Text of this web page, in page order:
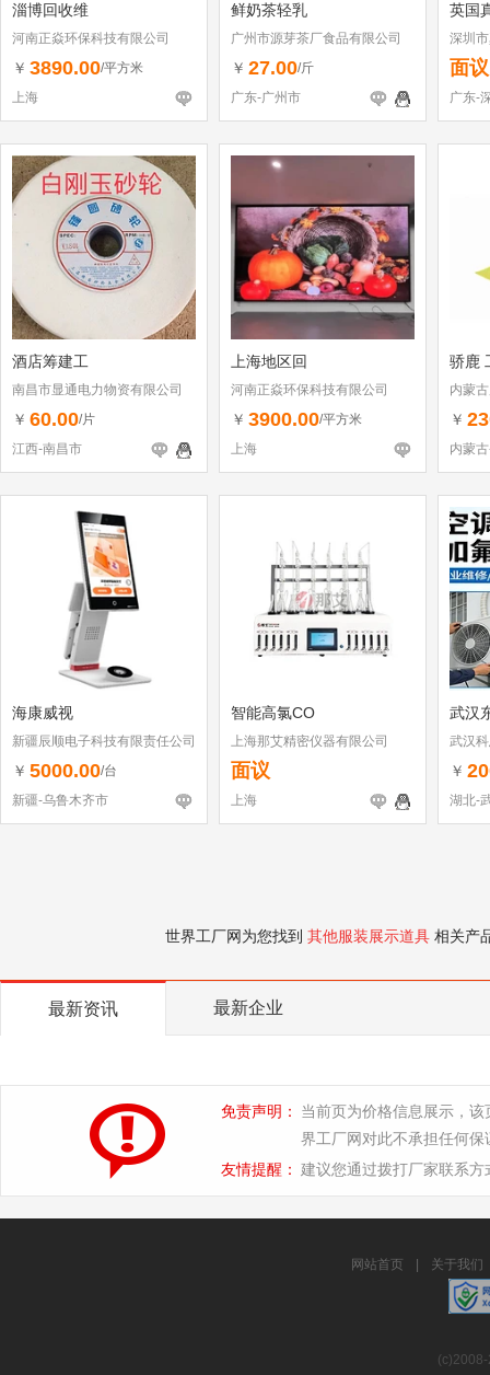
淄博回收维
河南正焱环保科技有限公司
￥ 3890.00/平方米
上海
鲜奶茶轻乳
广州市源芽茶厂食品有限公司
￥ 27.00/斤
广东-广州市
英国
深圳
面议
广东-
酒店筹建工
南昌市显通电力物资有限公司
￥ 60.00/片
江西-南昌市
上海地区回
河南正焱环保科技有限公司
￥ 3900.00/平方米
上海
骄鹿
内蒙
￥
内蒙
海康威视
新疆辰顺电子科技有限责任公司
￥ 5000.00/台
新疆-乌鲁木齐市
智能高氯CO
上海那艾精密仪器有限公司
面议
上海
武汉
武汉
￥
湖北-
世界工厂网为您找到 其他服装展示道具 相关产
最新资讯 最新企业
免责声明：
当前页为价格信息展示，
界工厂网对此不承担任何保
友情提醒： 建议您通过拨打厂家联系
网站首页 关于我们